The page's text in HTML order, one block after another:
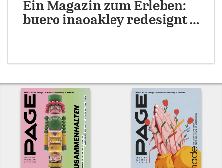
Ein Magazin zum Erleben:
buero inaoakley redesignt …